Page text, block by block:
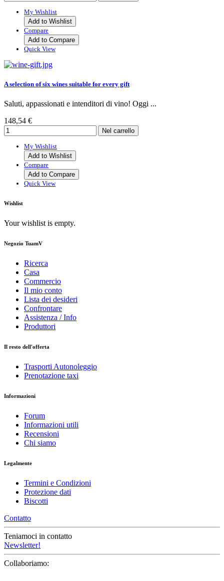
My Wishlist
Add to Wishlist
Compare
Add to Compare
Quick View
A selection of six wines suitable for every gift
Saluti, appassionati e intenditori di vino! Oggi ...
148,54 €
My Wishlist
Add to Wishlist
Compare
Add to Compare
Quick View
Wishlist
Your wishlist is empty.
Negozio TuamV
Ricerca
Casa
Commercio
Il mio conto
Lista dei desideri
Confrontare
Assistenza / Info
Produttori
Il resto dell'offerta
Trasporti Autonoleggio
Prenotazione taxi
Informazioni
Forum
Informazioni utili
Recensioni
Chi siamo
Legalmente
Termini e Condizioni
Protezione dati
Biscotti
Contatto
Teniamoci in contatto
Newsletter!
Collaboriamo: